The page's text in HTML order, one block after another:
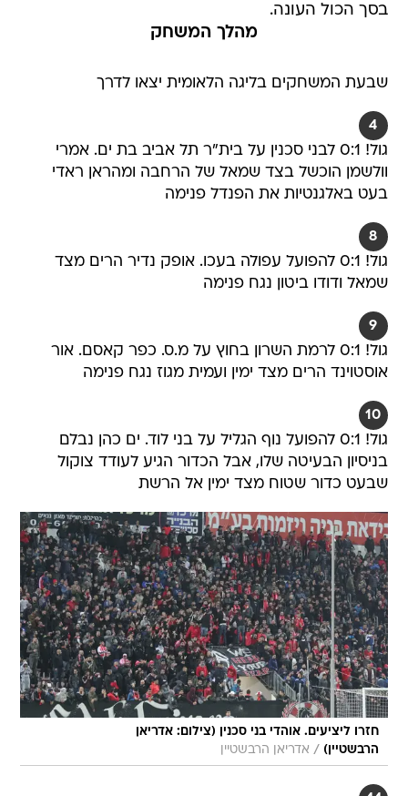
בסך הכול העונה.
מהלך המשחק
שבעת המשחקים בליגה הלאומית יצאו לדרך
4
גול! 0:1 לבני סכנין על בית"ר תל אביב בת ים. אמרי
וולשמן הוכשל בצד שמאל של הרחבה ומהראן ראדי
בעט באלגנטיות את הפנדל פנימה
8
גול! 0:1 להפועל עפולה בעכו. אופק נדיר הרים מצד
שמאל ודודו ביטון נגח פנימה
9
גול! 0:1 לרמת השרון בחוץ על מ.ס. כפר קאסם. אור
אוסטוינד הרים מצד ימין ועמית מגוז נגח פנימה
10
גול! 0:1 להפועל נוף הגליל על בני לוד. ים כהן נבלם
בניסיון הבעיטה שלו, אבל הכדור הגיע לעודד צוקול
שבעט כדור שטוח מצד ימין אל הרשת
חזרו ליציעים. אוהדי בני סכנין (צילום: אדריאן
הרבשטיין) / אדריאן הרבשטיין